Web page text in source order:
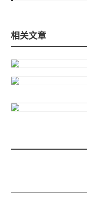
相关文章